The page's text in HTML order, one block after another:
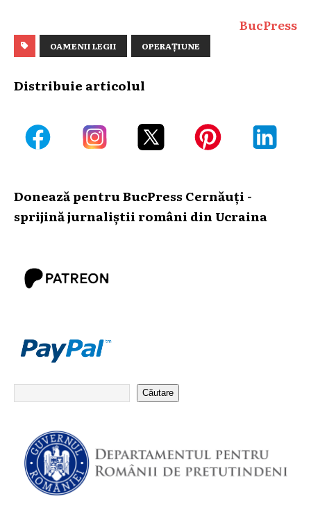
BucPress
OAMENII LEGII OPERAȚIUNE
Distribuie articolul
Donează pentru BucPress Cernăuți -
sprijină jurnaliștii români din Ucraina
Căutare